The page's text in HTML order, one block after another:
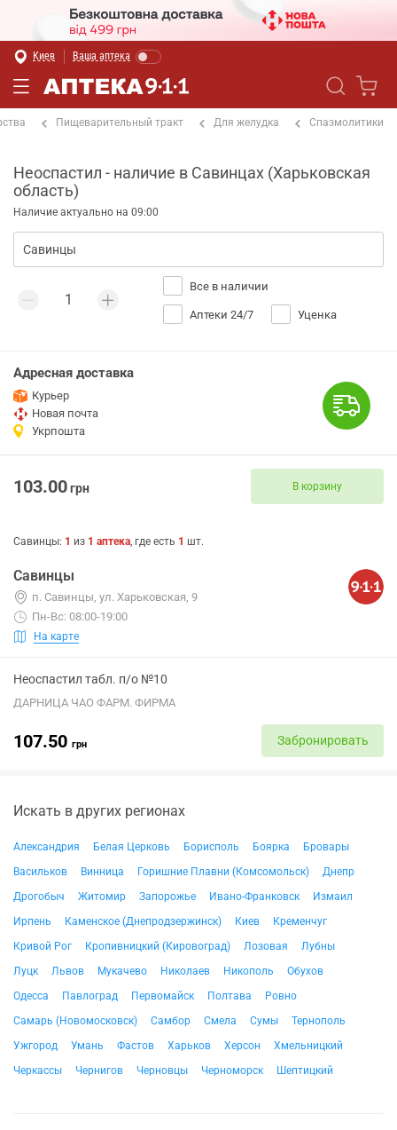
Киев Ваша аптека
Пищеварительный тракт Для желудка Спазмолитики
Неоспастил - наличие в Савинцах (Харьковская
область)
Наличие актуально на 09:00
Все в наличии
Аптеки 24/7 Уценка
Адресная доставка
Курьер
Новая почта
Укрпошта
103.00грн В корзину
Савинцы: 1 из 1 аптека, где есть 1 шт.
Савинцы
п. Савинцы, ул. Харьковская, 9
Пн-Вс: 08:00-19:00
На карте
Неоспастил табл. п/о №10
ДАРНИЦА ЧАО ФАРМ. ФИРМА
107.50 грн Забронировать
Искать в других регионах
Александрия Белая Церковь Борисполь Боярка
Бровары
Васильков
Винница Горишние Плавни (Комсомольск)
Днепр
Дрогобыч
Житомир Запорожье Ивано-Франковск
Измаил
Ирпень
Каменское (Днепродзержинск) Киев
Кременчуг
Кривой Рог
Кропивницкий (Кировоград) Лозовая
Лубны
Луцк
Львов Мукачево Николаев Никополь
Обухов
Одесса
Павлоград Первомайск Полтава
Ровно
Самарь (Новомосковск)
Самбор Смела Сумы
Тернополь
Ужгород
Умань Фастов Харьков Херсон
Хмельницкий
Черкассы
Чернигов Черновцы Черноморск Шептицкий